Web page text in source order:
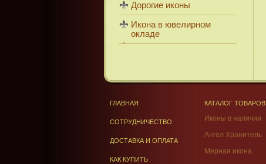
Дорогие иконы
Икона в ювелирном
окладе
ГЛАВНАЯ
СОТРУДНИЧЕСТВО
ДОСТАВКА И ОПЛАТА
КАК КУПИТЬ
КАТАЛОГ ТОВАРОВ
Иконы в наличии
Ангел Хранитель
Мерная икона